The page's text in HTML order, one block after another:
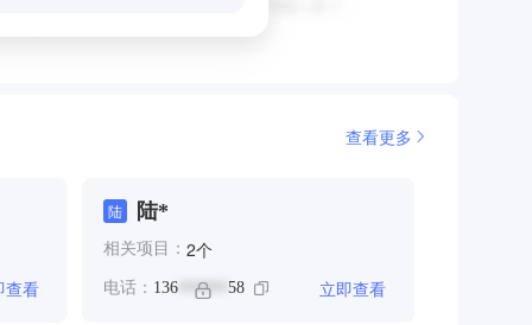
查看更多
查看
陆 陆*
相关项目： 2个
电话： 136****** 58 立即查看